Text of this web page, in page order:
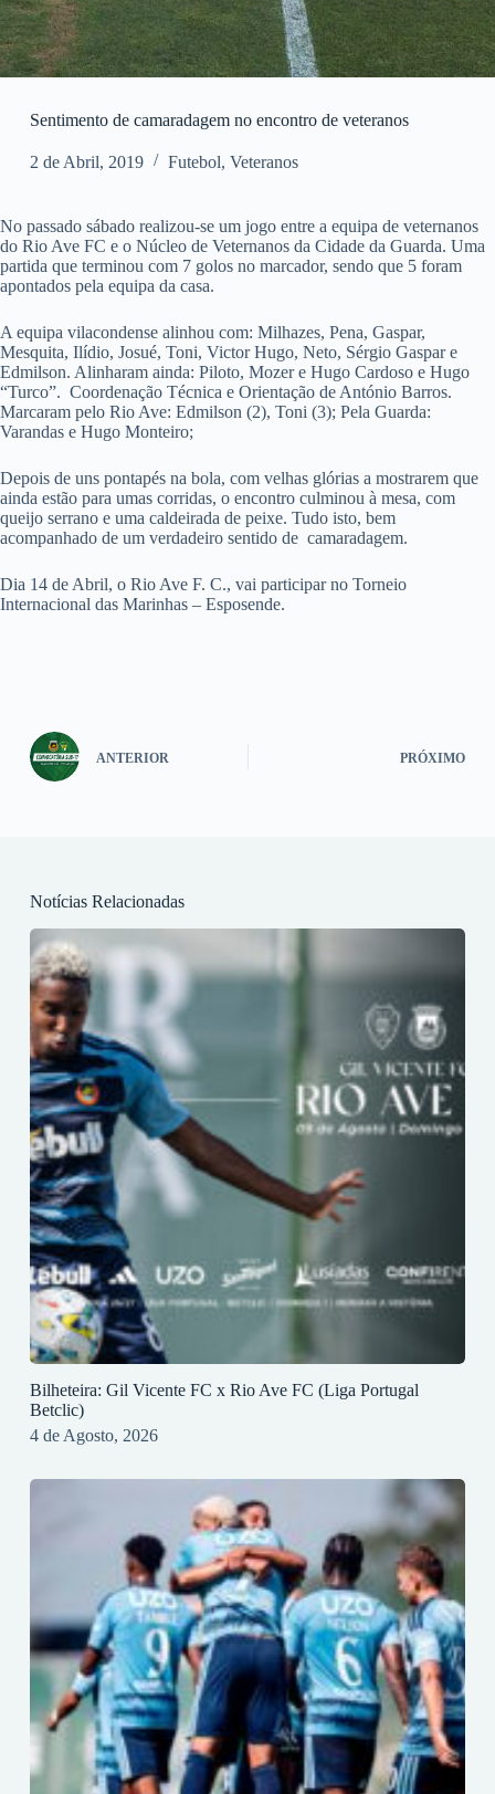
Sentimento de camaradagem no encontro de veteranos
2 de Abril, 2019 Futebol, Veteranos
No passado sábado realizou-se um jogo entre a equipa de veternanos
do Rio Ave FC e o Núcleo de Veternanos da Cidade da Guarda. Uma
partida que terminou com 7 golos no marcador, sendo que 5 foram
apontados pela equipa da casa.
A equipa vilacondense alinhou com: Milhazes, Pena, Gaspar,
Mesquita, Ilídio, Josué, Toni, Victor Hugo, Neto, Sérgio Gaspar e
Edmilson. Alinharam ainda: Piloto, Mozer e Hugo Cardoso e Hugo
“Turco”. Coordenação Técnica e Orientação de António Barros.
Marcaram pelo Rio Ave: Edmilson (2), Toni (3); Pela Guarda:
Varandas e Hugo Monteiro;
Depois de uns pontapés na bola, com velhas glórias a mostrarem que
ainda estão para umas corridas, o encontro culminou à mesa, com
queijo serrano e uma caldeirada de peixe. Tudo isto, bem
acompanhado de um verdadeiro sentido de camaradagem.
Dia 14 de Abril, o Rio Ave F. C., vai participar no Torneio
Internacional das Marinhas – Esposende.
ANTERIOR PRÓXIMO
Notícias Relacionadas
Bilheteira: Gil Vicente FC x Rio Ave FC (Liga Portugal
Betclic)
4 de Agosto, 2026